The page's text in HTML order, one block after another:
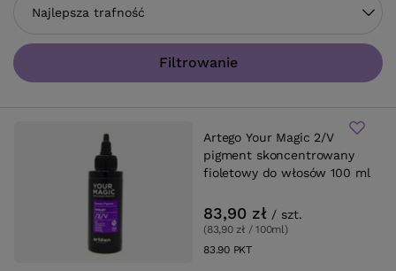
Zmień sortowanie
Najlepsza trafność
Filtrowanie
Artego Your Magic 2/V
pigment skoncentrowany
fioletowy do włosów 100 ml
83,90 zł / szt.
(83,90 zł / 100ml)
83.90PKTpunktów